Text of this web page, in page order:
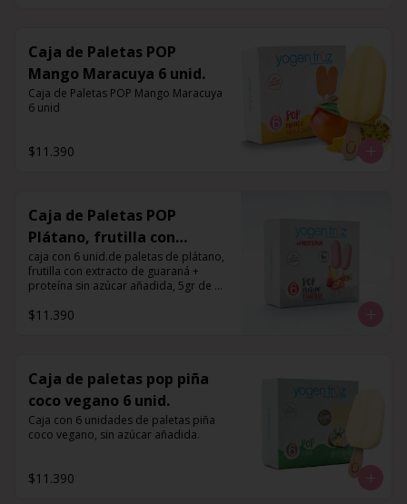
Caja de Paletas POP
Mango Maracuya 6 unid.
Caja de Paletas POP Mango Maracuya
6 unid
$11.390
Caja de Paletas POP
Plátano, frutilla con
extracto de guaraná +
proteína 6 unid.
caja con 6 unid.de paletas de plátano,
frutilla con extracto de guaraná +
proteína sin azúcar añadida, 5gr de
$11.390
Caja de paletas pop piña
coco vegano 6 unid.
Caja con 6 unidades de paletas piña
coco vegano, sin azúcar añadida.
$11.390